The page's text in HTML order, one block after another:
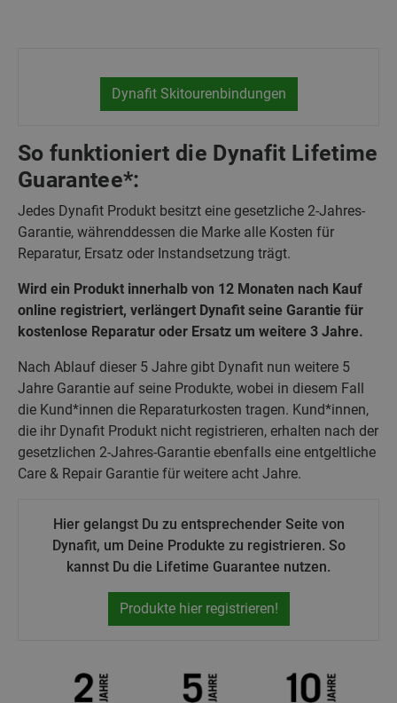
Dynafit Skitourenbindungen
So funktioniert die Dynafit Lifetime
Guarantee*:
Jedes Dynafit Produkt besitzt eine gesetzliche 2-Jahres-
Garantie, währenddessen die Marke alle Kosten für
Reparatur, Ersatz oder Instandsetzung trägt.
Wird ein Produkt innerhalb von 12 Monaten nach Kauf
online registriert, verlängert Dynafit seine Garantie für
kostenlose Reparatur oder Ersatz um weitere 3 Jahre.
Nach Ablauf dieser 5 Jahre gibt Dynafit nun weitere 5
Jahre Garantie auf seine Produkte, wobei in diesem Fall
die Kund*innen die Reparaturkosten tragen. Kund*innen,
die ihr Dynafit Produkt nicht registrieren, erhalten nach der
gesetzlichen 2-Jahres-Garantie ebenfalls eine entgeltliche
Care & Repair Garantie für weitere acht Jahre.
Hier gelangst Du zu entsprechender Seite von
Dynafit, um Deine Produkte zu registrieren. So
kannst Du die Lifetime Guarantee nutzen.
Produkte hier registrieren!